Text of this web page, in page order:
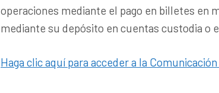
operaciones mediante el pago en billetes en
mediante su depósito en cuentas custodia o
Haga clic aquí para acceder a la